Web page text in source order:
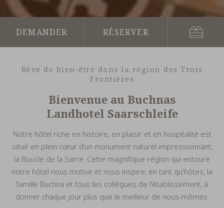
Réserver
Demander
Bon
Rêve de bien-être dans la région des Trois
Frontières
Bienvenue au Buchnas
Landhotel Saarschleife
Notre hôtel riche en histoire, en plaisir et en hospitalité est
situé en plein cœur d’un monument naturel impressionnant,
la Boucle de la Sarre. Cette magnifique région qui entoure
notre hôtel nous motive et nous inspire, en tant qu'hôtes, la
famille Buchna et tous les collègues de l'établissement, à
donner chaque jour plus que le meilleur de nous-mêmes.